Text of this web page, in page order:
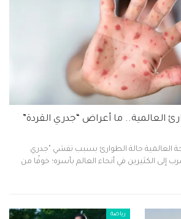
العالمية.. ما أعراض “جدري القردة”
العالمية حالة الطوارئ بسبب تفشي "جدري
إلى الكثيرين في أنحاء العالم بأسره؛ خوفًا من
رياضة